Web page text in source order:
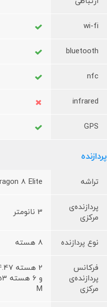
wi-fi
bluetooth
nfc
infrared
GPS
پردازنده
تراشه 8 Elite
پردازنده‌ی
مرکزی
3 نانومتر
نوع پردازنده 8 هسته
فرکانس
پردازنده‌ی
مرکزی
M